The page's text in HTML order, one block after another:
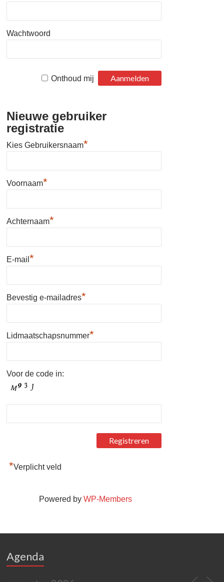
Wachtwoord
Onthoud mij
Nieuwe gebruiker
registratie
Kies Gebruikersnaam*
Voornaam*
Achternaam*
E-mail*
Bevestig e-mailadres*
Lidmaatschapsnummer*
Voor de code in:
*Verplicht veld
Powered byWP-Members
Agenda